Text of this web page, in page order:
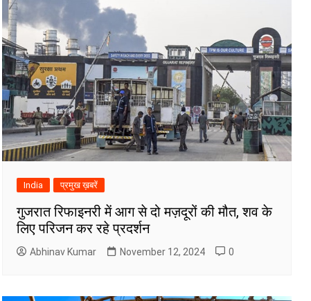
India प्रमुख ख़बरें
गुजरात रिफाइनरी में आग से दो मज़दूरों की मौत, शव के
लिए परिजन कर रहे प्रदर्शन
Abhinav Kumar November 12, 2024 0